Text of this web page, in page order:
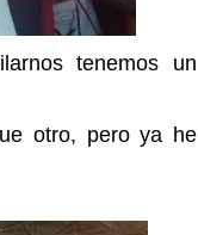
tenemos un
otro, pero ya he